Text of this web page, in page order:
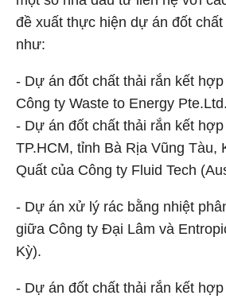
đề xuất thực hiện dự án đốt chất
như:
- Dự án đốt chất thải rắn kết
Công ty Waste to Energy
- Dự án đốt chất thải rắn kết
TP.HCM, tỉnh Bà Rịa Vũng Tàu,
Quất của Công ty Fluid Tech
- Dự án xử lý rác bằng nhiệt
giữa Công ty Đại Lâm và
Kỳ).
- Dự án đốt chất thải rắn kết